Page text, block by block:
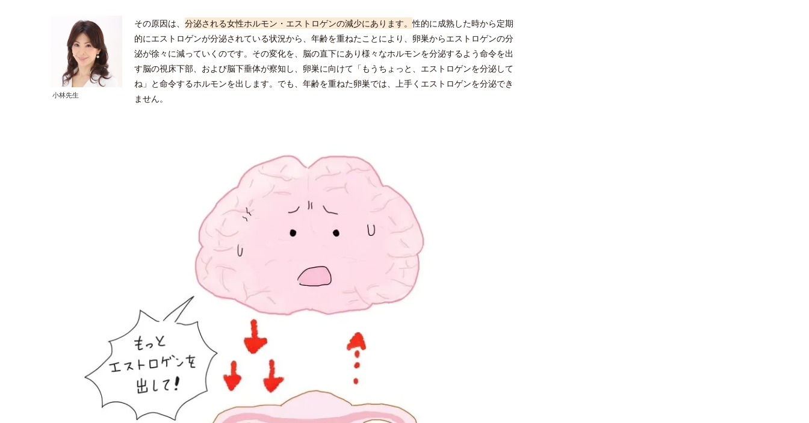
小林先生
その原因は、 分泌される女性ホルモン・エストロゲンの減少にあります。性的に成熟した時から定期
的にエストロゲンが分泌されている状況から、年齢を重ねたことにより、卵巣からエストロゲンの分
泌が徐々に減っていくのです。その変化を、脳の直下にあり様々なホルモンを分泌するよう命令を出
す脳の視床下部、および脳下垂体が察知し、卵巣に向けて「もうちょっと、エストロゲンを分泌して
ね」と命令するホルモンを出します。でも、年齢を重ねた卵巣では、上手くエストロゲンを分泌でき
ません。